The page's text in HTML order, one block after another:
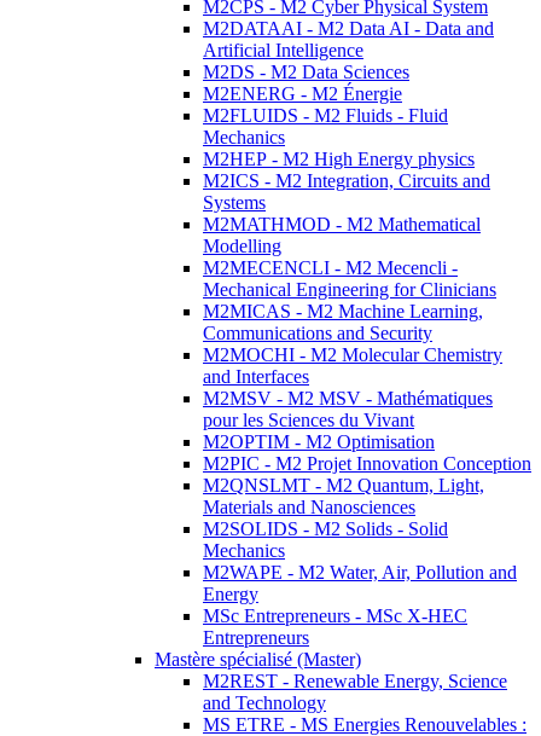
M2CPS - M2 Cyber Physical System
M2DATAAI - M2 Data AI - Data and
Artificial Intelligence
M2DS - M2 Data Sciences
M2ENERG - M2 Énergie
M2FLUIDS - M2 Fluids - Fluid
Mechanics
M2HEP - M2 High Energy physics
M2ICS - M2 Integration, Circuits and
Systems
M2MATHMOD - M2 Mathematical
Modelling
M2MECENCLI - M2 Mecencli -
Mechanical Engineering for Clinicians
M2MICAS - M2 Machine Learning,
Communications and Security
M2MOCHI - M2 Molecular Chemistry
and Interfaces
M2MSV - M2 MSV - Mathématiques
pour les Sciences du Vivant
M2OPTIM - M2 Optimisation
M2PIC - M2 Projet Innovation Conception
M2QNSLMT - M2 Quantum, Light,
Materials and Nanosciences
M2SOLIDS - M2 Solids - Solid
Mechanics
M2WAPE - M2 Water, Air, Pollution and
Energy
MSc Entrepreneurs - MSc X-HEC
Entrepreneurs
Mastère spécialisé (Master)
M2REST - Renewable Energy, Science
and Technology
MS ETRE - MS Energies Renouvelables :